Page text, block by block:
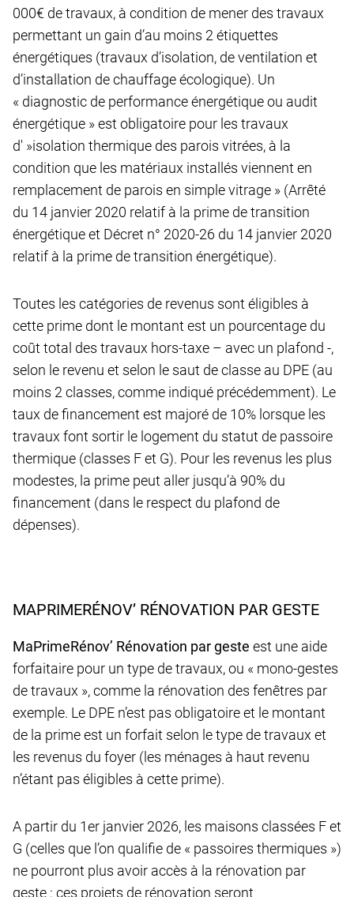
000€ de travaux, à condition de mener des travaux
permettant un gain d’au moins 2 étiquettes
énergétiques (travaux d’isolation, de ventilation et
d’installation de chauffage écologique). Un
« diagnostic de performance énergétique ou audit
énergétique » est obligatoire pour les travaux
d' »isolation thermique des parois vitrées, à la
condition que les matériaux installés viennent en
remplacement de parois en simple vitrage » (Arrêté
du 14 janvier 2020 relatif à la prime de transition
énergétique et Décret n° 2020-26 du 14 janvier 2020
relatif à la prime de transition énergétique).
Toutes les catégories de revenus sont éligibles à
cette prime dont le montant est un pourcentage du
coût total des travaux hors-taxe – avec un plafond -,
selon le revenu et selon le saut de classe au DPE (au
moins 2 classes, comme indiqué précédemment). Le
taux de financement est majoré de 10% lorsque les
travaux font sortir le logement du statut de passoire
thermique (classes F et G). Pour les revenus les plus
modestes, la prime peut aller jusqu’à 90% du
financement (dans le respect du plafond de
dépenses).
MAPRIMERÉNOV’ RÉNOVATION PAR GESTE
MaPrimeRénov’ Rénovation par geste est une aide
forfaitaire pour un type de travaux, ou « mono-gestes
de travaux », comme la rénovation des fenêtres par
exemple. Le DPE n’est pas obligatoire et le montant
de la prime est un forfait selon le type de travaux et
les revenus du foyer (les ménages à haut revenu
n’étant pas éligibles à cette prime).
A partir du 1er janvier 2026, les maisons classées F et
G (celles que l’on qualifie de « passoires thermiques »)
ne pourront plus avoir accès à la rénovation par
geste : ces projets de rénovation seront